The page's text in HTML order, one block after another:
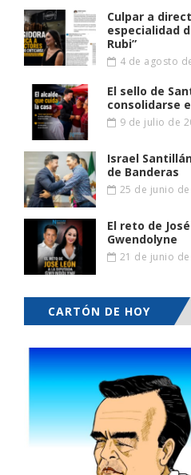
Culpar a
especialidad
Rubi”
4 de agosto
El sello de
consolidarse
9 de julio de
Israel
de Banderas
25 de junio
El reto de
Gwendolyne
21 de junio
CARTÓN DE HOY